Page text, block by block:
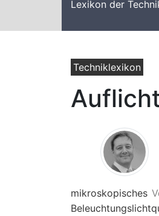
Lexikon der
Techniklexikon
mikroskopisches